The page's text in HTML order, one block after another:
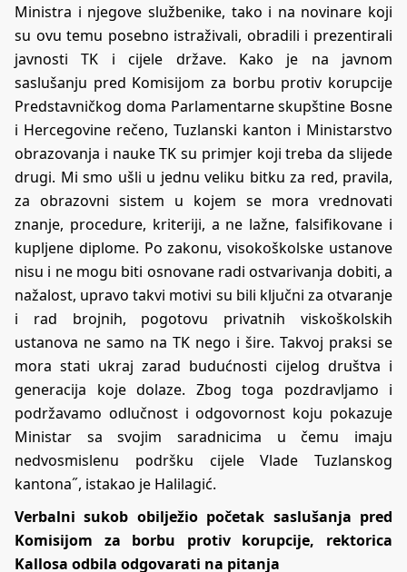
Ministra i njegove službenike, tako i na novinare koji
su ovu temu posebno istraživali, obradili i prezentirali
javnosti TK i cijele države. Kako je na javnom
saslušanju pred Komisijom za borbu protiv korupcije
Predstavničkog doma Parlamentarne skupštine Bosne
i Hercegovine rečeno, Tuzlanski kanton i Ministarstvo
obrazovanja i nauke TK su primjer koji treba da slijede
drugi. Mi smo ušli u jednu veliku bitku za red, pravila,
za obrazovni sistem u kojem se mora vrednovati
znanje, procedure, kriteriji, a ne lažne, falsifikovane i
kupljene diplome. Po zakonu, visokoškolske ustanove
nisu i ne mogu biti osnovane radi ostvarivanja dobiti, a
nažalost, upravo takvi motivi su bili ključni za otvaranje
i rad brojnih, pogotovu privatnih viskoškolskih
ustanova ne samo na TK nego i šire. Takvoj praksi se
mora stati ukraj zarad budućnosti cijelog društva i
generacija koje dolaze. Zbog toga pozdravljamo i
podržavamo odlučnost i odgovornost koju pokazuje
Ministar sa svojim saradnicima u čemu imaju
nedvosmislenu podršku cijele Vlade Tuzlanskog
kantona˝, istakao je Halilagić.
Verbalni sukob obilježio početak saslušanja pred
Komisijom za borbu protiv korupcije, rektorica
Kallosa odbila odgovarati na pitanja